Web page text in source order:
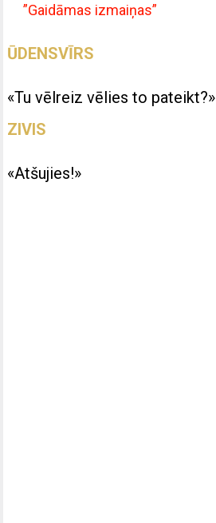
”Gaidāmas izmaiņas”
ŪDENSVĪRS
«Tu vēlreiz vēlies to pateikt?»
ZIVIS
«Atšujies!»